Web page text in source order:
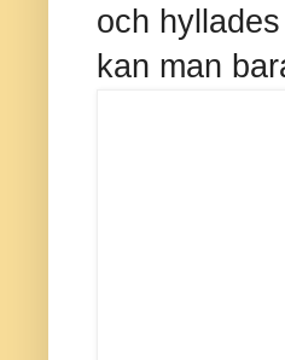
och
kan man